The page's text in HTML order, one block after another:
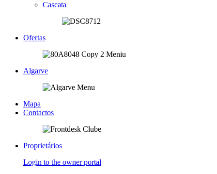
Cascata
Ofertas
Algarve
Mapa
Contactos
Proprietários
Login to the owner portal